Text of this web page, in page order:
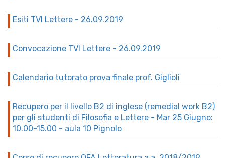
Esiti TVI Lettere - 26.09.2019
Convocazione TVI Lettere - 26.09.2019
Calendario tutorato prova finale prof. Giglioli
Recupero per il livello B2 di inglese (remedial work B2)
per gli studenti di Filosofia e Lettere - Mar 25 Giugno:
10.00-15.00 - aula 10 Pignolo